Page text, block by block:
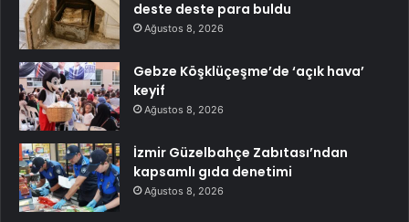
deste deste para buldu
Ağustos 8, 2026
Gebze Köşklüçeşme’de ‘açık hava’
keyif
Ağustos 8, 2026
İzmir Güzelbahçe Zabıtası’ndan
kapsamlı gıda denetimi
Ağustos 8, 2026